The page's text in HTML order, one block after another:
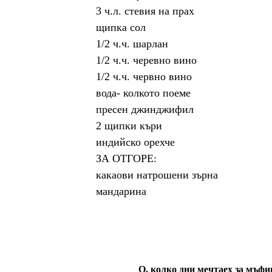
3 ч.л. стевия на прах
щипка сол
1/2 ч.ч. шарлан
1/2 ч.ч. черевно вино
1/2 ч.ч. червно вино
вода- колкото поеме
пресен джинджифил
2 щипки къри
индийско орехче
ЗА ОТГОРЕ:
какаови натрошени зърна
мандарина
О, колко дни мечтаех за